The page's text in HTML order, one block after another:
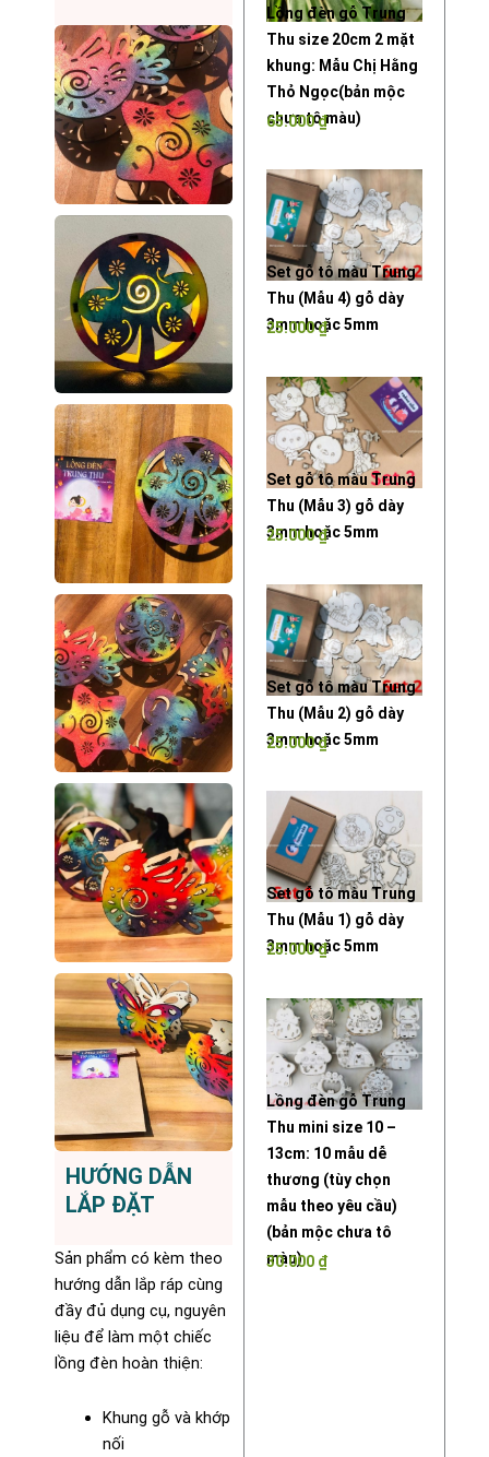
HƯỚNG DẪN
LẮP ĐẶT
Sản phẩm có kèm theo
hướng dẫn lắp ráp cùng
đầy đủ dụng cụ, nguyên
liệu để làm một chiếc
lồng đèn hoàn thiện:
Khung gỗ và khớp
nối
Lồng đèn gỗ Trung
Thu size 20cm 2 mặt
khung: Mẫu Chị Hằng
Thỏ Ngọc(bản mộc
chưa tô màu)
65.000₫
Set gỗ tô màu Trung
Thu (Mẫu 4) gỗ dày
3mm hoặc 5mm
25.000₫
Set gỗ tô màu Trung
Thu (Mẫu 3) gỗ dày
3mm hoặc 5mm
25.000₫
Set gỗ tô màu Trung
Thu (Mẫu 2) gỗ dày
3mm hoặc 5mm
25.000₫
Set gỗ tô màu Trung
Thu (Mẫu 1) gỗ dày
3mm hoặc 5mm
25.000₫
Lồng đèn gỗ Trung
Thu mini size 10 –
13cm: 10 mẫu dễ
thương (tùy chọn
mẫu theo yêu cầu)
(bản mộc chưa tô
màu)
30.000 ₫